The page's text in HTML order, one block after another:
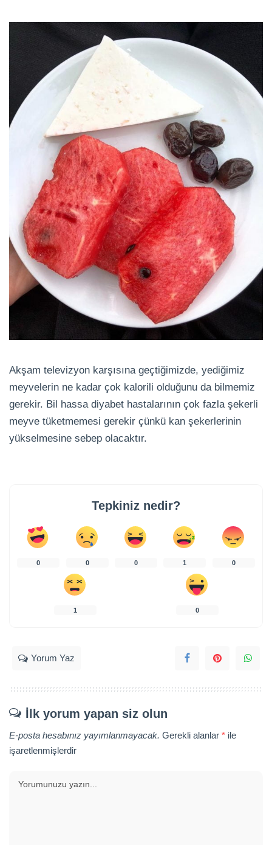
Akşam televizyon karşısına geçtiğimizde, yediğimiz
meyvelerin ne kadar çok kalorili olduğunu da bilmemiz
gerekir. Bil hassa diyabet hastalarının çok fazla şekerli
meyve tüketmemesi gerekir çünkü kan şekerlerinin
yükselmesine sebep olacaktır.
Tepkiniz nedir?
0 0 0 1 0
1 0
Yorum Yaz
İlk yorum yapan siz olun
E-posta hesabınız yayımlanmayacak. Gerekli alanlar * ile
işaretlenmişlerdir